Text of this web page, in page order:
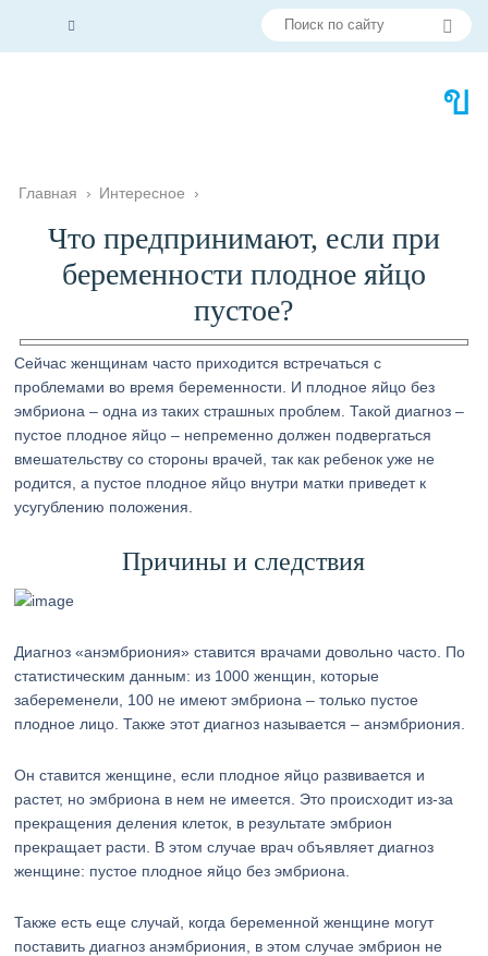
Главная › Интересное ›
Что предпринимают, если при
беременности плодное яйцо
пустое?
Сейчас женщинам часто приходится встречаться с
проблемами во время беременности. И плодное яйцо без
эмбриона – одна из таких страшных проблем. Такой диагноз –
пустое плодное яйцо – непременно должен подвергаться
вмешательству со стороны врачей, так как ребенок уже не
родится, а пустое плодное яйцо внутри матки приведет к
усугублению положения.
Причины и следствия
Диагноз «анэмбриония» ставится врачами довольно часто. По
статистическим данным: из 1000 женщин, которые
забеременели, 100 не имеют эмбриона – только пустое
плодное лицо. Также этот диагноз называется – анэмбриония.
Он ставится женщине, если плодное яйцо развивается и
растет, но эмбриона в нем не имеется. Это происходит из-за
прекращения деления клеток, в результате эмбрион
прекращает расти. В этом случае врач объявляет диагноз
женщине: пустое плодное яйцо без эмбриона.
Также есть еще случай, когда беременной женщине могут
поставить диагноз анэмбриония, в этом случае эмбрион не